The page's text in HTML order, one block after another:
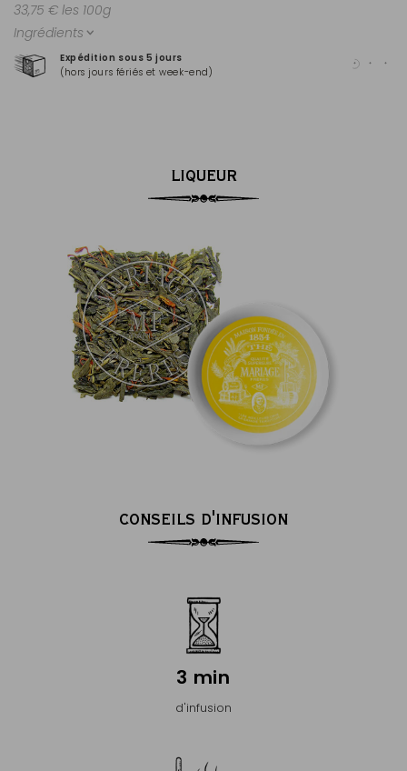
Expédition sous 5 jours
(hors jours fériés et week-end)
33,75 € les 100g
Ingrédients
LIQUEUR
CONSEILS D'INFUSION
3 min
d'infusion